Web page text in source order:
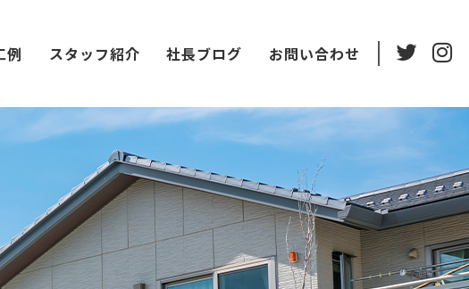
例 スタッフ紹介 社長ブログ お問い合わせ